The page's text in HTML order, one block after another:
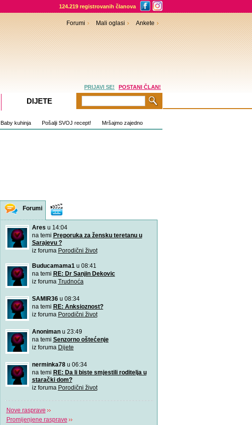
124.219 registrovanih članova
Baby kuhinja Pošalji SVOJ recept! Mršajmo zajedno
Forumi
Ares u 14:04
na temi Preporuka za žensku teretanu u
Sarajevu ?
iz foruma Porodični život
Buducamama1u 08:41
na temi RE: Dr Sanjin Dekovic
iz foruma Trudnoća
SAMIR36u 08:34
na temi RE: Anksioznost?
iz foruma Porodični život
Anonimanu 23:49
na temi Senzorno oštećenje
iz foruma Dijete
nerminka78u 06:34
na temi RE: Da li biste smjestili roditelja u
starački dom?
iz foruma Porodični život
Nove rasprave
Promijenjene rasprave
Forumi Mali oglasi Ankete
PRIJAVI SE! POSTANI ČLAN!
DIJETE